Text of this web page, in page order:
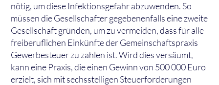
nötig, um diese Infektionsgefahr abzuwenden. So
müssen die Gesellschafter gegebenenfalls eine zweite
Gesellschaft gründen, um zu vermeiden, dass für alle
freiberuflichen Einkünfte der Gemeinschaftspraxis
Gewerbesteuer zu zahlen ist. Wird dies versäumt,
kann eine Praxis, die einen Gewinn von 500 000 Euro
erzielt, sich mit sechsstelligen Steuerforderungen